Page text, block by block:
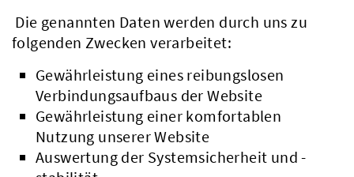
Die genannten Daten werden durch uns zu
folgenden Zwecken verarbeitet:
Gewährleistung eines reibungslosen
Verbindungsaufbaus der Website
Gewährleistung einer komfortablen
Nutzung unserer Website
Auswertung der Systemsicherheit und -